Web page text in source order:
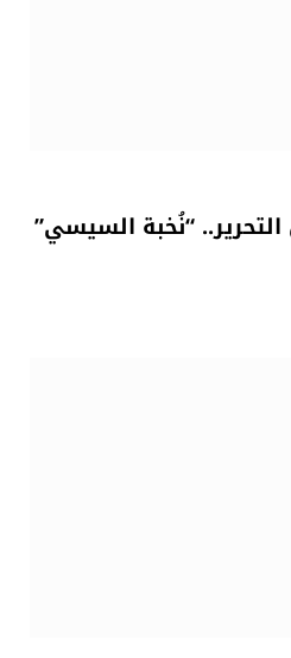
“نُخبة السيسي”